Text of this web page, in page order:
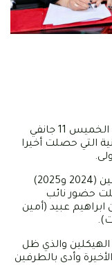
أعلنت الجامعة التونسية لكرة القدم اليوم الخميس 11 جانفي
التي حصلت أخيرا
وتعاقدت الجامعة مع التلفزة لمدة موسمين (2024 و2025)
حضور نائب
عبيد (أمين
الهيكلين والذي ظل
وأدى بالطرفين